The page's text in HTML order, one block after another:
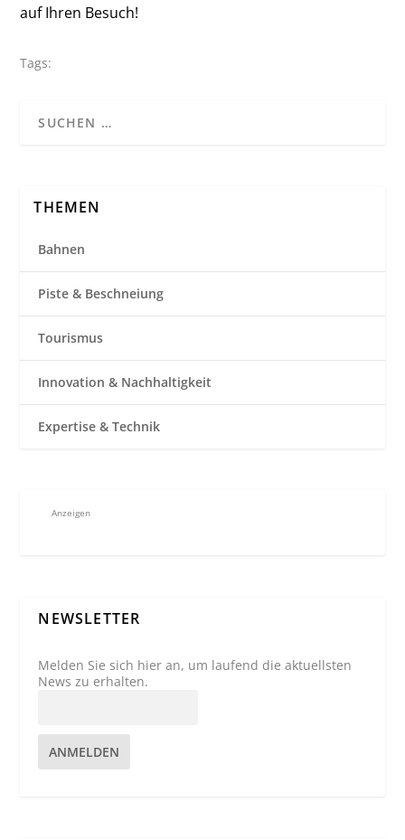
auf Ihren Besuch!
Tags:
THEMEN
Bahnen
Piste & Beschneiung
Tourismus
Innovation & Nachhaltigkeit
Expertise & Technik
Anzeigen
NEWSLETTER
Melden Sie sich hier an, um laufend die aktuellsten
News zu erhalten.
ANMELDEN